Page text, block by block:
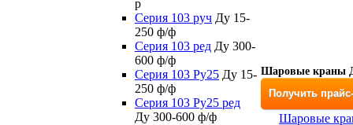
р
Серия 103 руч Ду 15-
250 ф/ф
Серия 103 ред Ду 300-
600 ф/ф
Серия 103 Ру25 Ду 15-
250 ф/ф
Серия 103 Ру25 ред
Ду 300-600 ф/ф
Шаровые краны
Получить
Шаровые